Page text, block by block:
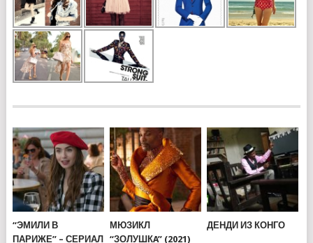
“ЭМИЛИ В
ПАРИЖЕ” – СЕРИАЛ
МЮЗИКЛ
“ЗОЛУШКA” (2021)
ДЕНДИ ИЗ КОНГО